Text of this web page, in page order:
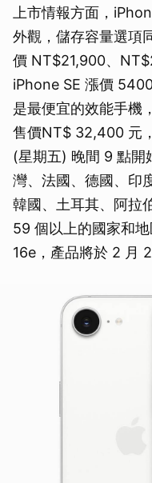
上市情報方面，
外觀，儲存容量選項
價 NT$21,900、
iPhone SE 漲價
是最便宜的效能手機
售價NT$ 32,400 元
(星期五) 晚間 9 點開
灣、法國、德國、印
韓國、土耳其、阿拉
59 個以上的國家和
16e，產品將於 2 月